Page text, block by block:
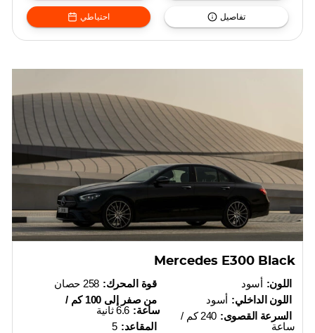
احتياطي تفاصيل
Mercedes E300 Black
قوة المحرك: 258 حصان
من صفر إلى 100 كم /
ساعة: 6.6 ثانية
المقاعد: 5
اللون: أسود
اللون الداخلي: أسود
السرعة القصوى:
240 كم /
ساعة